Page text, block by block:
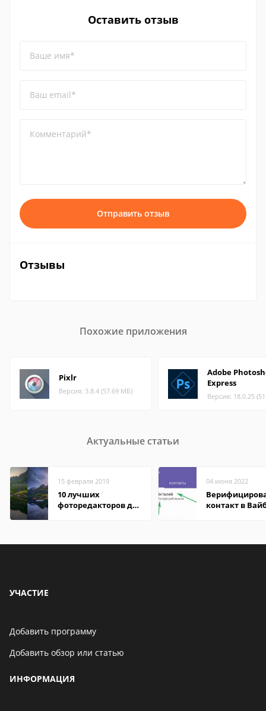
Оставить отзыв
Ваше имя*
Ваш email*
Комментарий*
Отправить отзыв
Отзывы
Похожие приложения
Pixlr
Версия: 3.8.4 (57.69 МБ)
Adobe
Express
Версия: 18.0.25
Актуальные статьи
15 февраля 2019
10 лучших
фоторедакторов для
04 июня 2022
контакт в
УЧАСТИЕ
Добавить программу
Добавить обзор или статью
ИНФОРМАЦИЯ